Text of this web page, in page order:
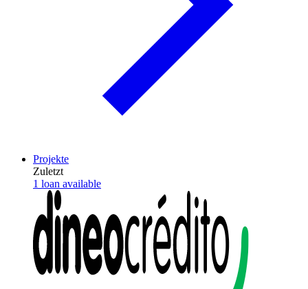
Projekte
Zuletzt
1 loan available